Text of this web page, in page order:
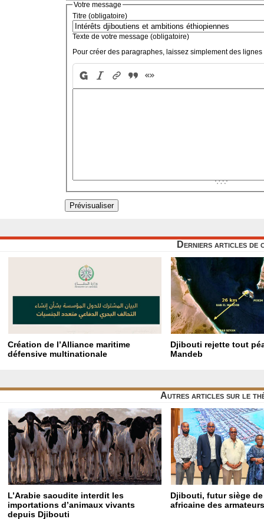
Votre message
Titre (obligatoire)
Texte de votre message (obligatoire)
Pour créer des paragraphes, laissez simplement des lignes
Derniers articles de
Création de l’Alliance maritime
défensive multinationale
Djibouti rejette tout
Mandeb
Autres articles sur le
L’Arabie saoudite interdit les
importations d’animaux vivants
depuis Djibouti
Djibouti, futur siège de
africaine des